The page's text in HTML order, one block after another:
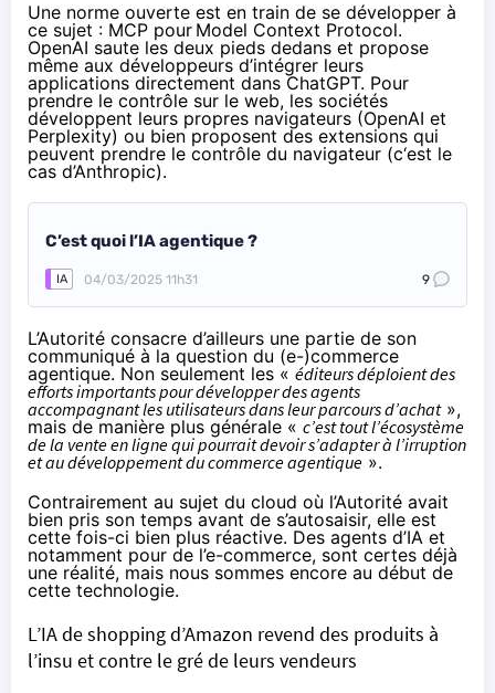
Une norme ouverte est en train de se développer à
ce sujet : MCP pour Model Context Protocol.
OpenAI saute les deux pieds dedans et propose
même aux développeurs d’intégrer leurs
applications directement dans ChatGPT. Pour
prendre le contrôle sur le web, les sociétés
développent leurs propres navigateurs (OpenAI et
Perplexity) ou bien proposent des extensions qui
peuvent prendre le contrôle du navigateur (c‘est le
cas d’Anthropic).
C’est quoi l’IA agentique ?
IA 04/03/2025 11h31 9
L’Autorité consacre d’ailleurs une partie de son
communiqué à la question du (e-)commerce
agentique. Non seulement les « éditeurs déploient des
efforts importants pour développer des agents
accompagnant les utilisateurs dans leur parcours d’achat»,
mais de manière plus générale « c’est tout l’écosystème
de la vente en ligne qui pourrait devoir s’adapter à l’irruption
et au développement du commerce agentique ».
Contrairement au sujet du cloud où l’Autorité avait
bien pris son temps avant de s’autosaisir, elle est
cette fois-ci bien plus réactive. Des agents d’IA et
notamment pour de l’e-commerce, sont certes déjà
une réalité, mais nous sommes encore au début de
cette technologie.
L’IA de shopping d’Amazon revend des produits à
l’insu et contre le gré de leurs vendeurs